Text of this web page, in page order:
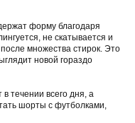
форму благодаря
не скатывается и
множества стирок. Это
новой гораздо
течении всего дня, а
шорты с футболками,